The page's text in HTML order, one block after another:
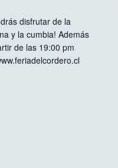
disfrutar de la
y la cumbia! Además
de las 19:00 pm